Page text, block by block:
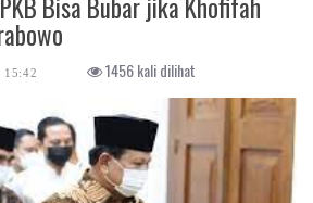
Bisa Bubar jika Khofifah
15:42 1456 kali dilihat